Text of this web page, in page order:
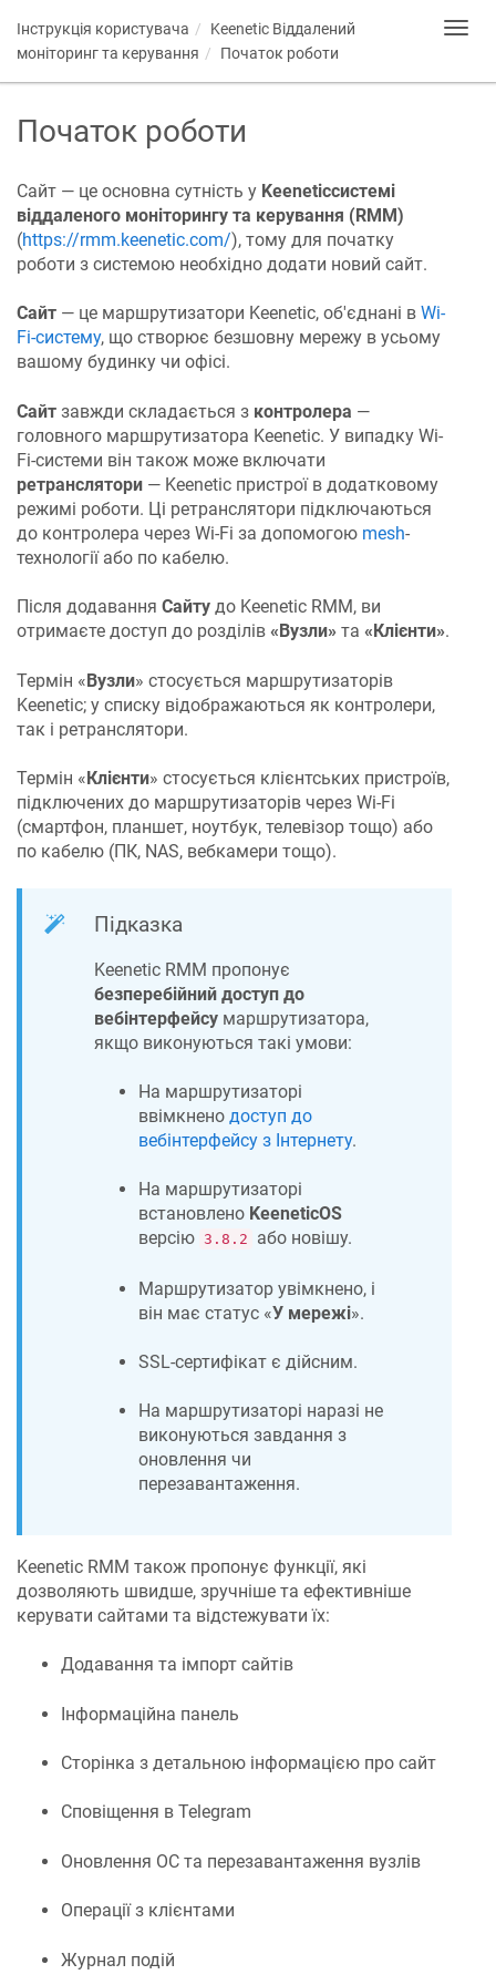
Інструкція користувача Keenetic Віддалений
моніторинг та керування
Початок роботи
Початок роботи
Сайт — це основна сутність у Keeneticсистемі
віддаленого моніторингу та керування (RMM)
(https://rmm.keenetic.com/), тому для початку
роботи з системою необхідно додати новий сайт.
Сайт — це маршрутизатори Keenetic, об'єднані в Wi-
Fi-систему, що створює безшовну мережу в усьому
вашому будинку чи офісі.
Сайт завжди складається з контролера —
головного маршрутизатора Keenetic. У випадку Wi-
Fi-системи він також може включати
ретранслятори — Keenetic пристрої в додатковому
режимі роботи. Ці ретранслятори підключаються
до контролера через Wi-Fi за допомогою mesh-
технології або по кабелю.
Після додавання Сайту до Keenetic RMM, ви
отримаєте доступ до розділів «Вузли» та «Клієнти».
Термін «Вузли» стосується маршрутизаторів
Keenetic; у списку відображаються як контролери,
так і ретранслятори.
Термін «Клієнти» стосується клієнтських пристроїв,
підключених до маршрутизаторів через Wi-Fi
(смартфон, планшет, ноутбук, телевізор тощо) або
по кабелю (ПК, NAS, вебкамери тощо).
Підказка
Keenetic RMM пропонує
безперебійний доступ до
вебінтерфейсу маршрутизатора,
якщо виконуються такі умови:
На маршрутизаторі
ввімкнено доступ до
вебінтерфейсу з Інтернету.
На маршрутизаторі
встановлено KeeneticOS
версію 3.8.2 або новішу.
Маршрутизатор увімкнено, і
він має статус «У мережі».
SSL-сертифікат є дійсним.
На маршрутизаторі наразі не
виконуються завдання з
оновлення чи
перезавантаження.
Keenetic RMM також пропонує функції, які
дозволяють швидше, зручніше та ефективніше
керувати сайтами та відстежувати їх:
Додавання та імпорт сайтів
Інформаційна панель
Сторінка з детальною інформацією про сайт
Сповіщення в Telegram
Оновлення ОС та перезавантаження вузлів
Операції з клієнтами
Журнал подій